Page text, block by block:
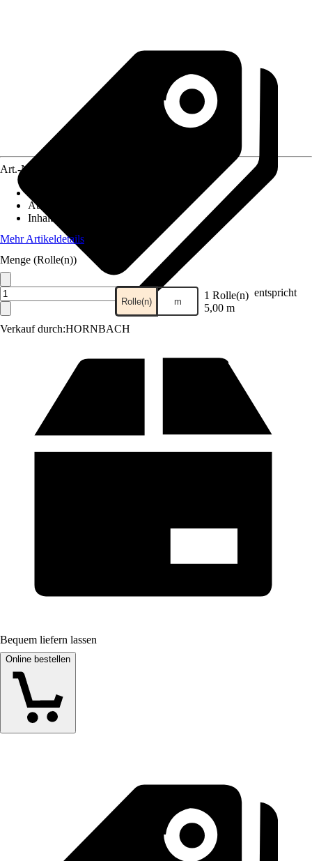
Verkauf durch:HORNBACH
Art.-Nr.
Ausführung
Inhalt
Mehr Artikeldetails
Menge (Rolle(n))
Rolle(n) m 1 Rolle(n) entspricht
5,00 m
Bequem liefern lassen
Online bestellen